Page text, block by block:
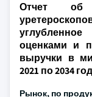
Отчет об
оценками и
выручки в
2021 по 2034
Рынок, по